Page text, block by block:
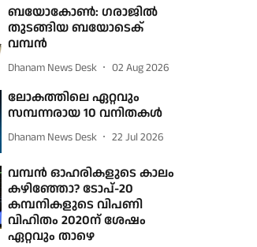
ബയോകോണ്‍: ഗരാജില്‍
തുടങ്ങിയ ബയോടെക്
വമ്പന്‍
Dhanam News Desk 02 Aug 2026
ലോകത്തിലെ ഏറ്റവും
സമ്പന്നരായ 10 വനിതകള്‍
Dhanam News Desk 22 Jul 2026
വമ്പന്‍ ഓഹരികളുടെ കാലം
കഴിഞ്ഞോ? ടോപ്-20
കമ്പനികളുടെ വിപണി
വിഹിതം 2020ന് ശേഷം
ഏറ്റവും താഴെ